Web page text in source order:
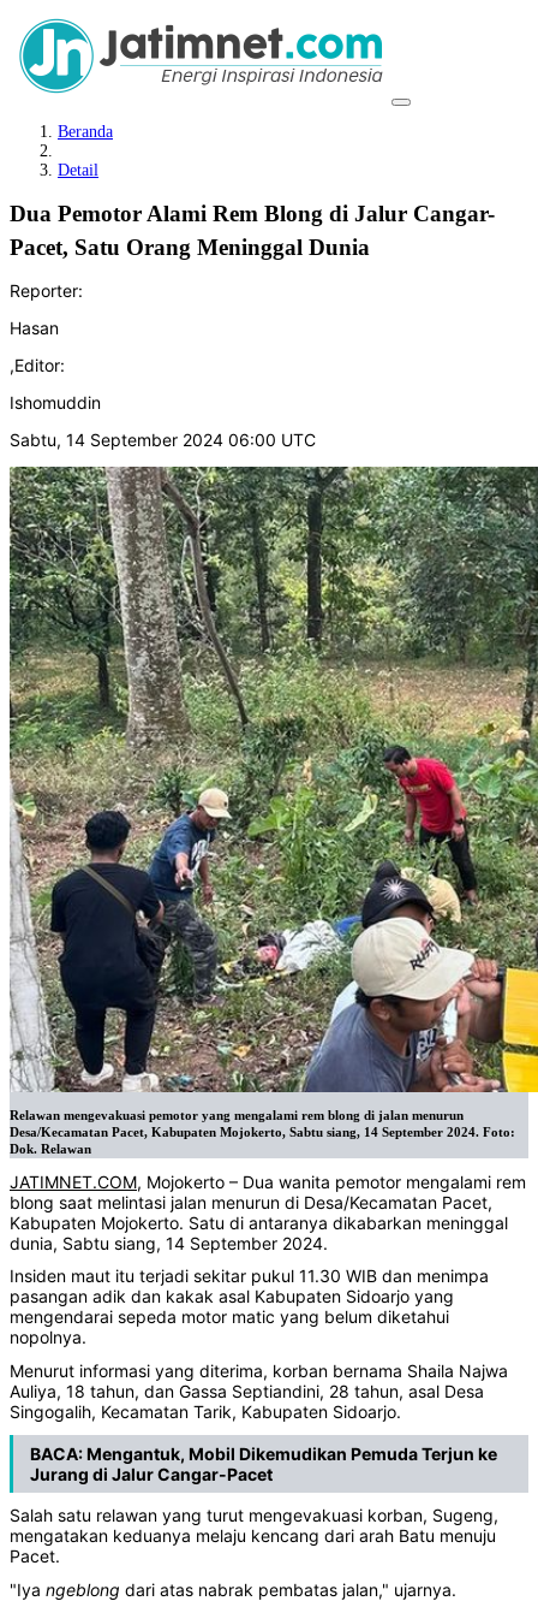
Beranda
Detail
Dua Pemotor Alami Rem Blong di Jalur Cangar-
Pacet, Satu Orang Meninggal Dunia
Reporter:
Hasan
,Editor:
Ishomuddin
Sabtu, 14 September 2024 06:00 UTC
Relawan mengevakuasi pemotor yang mengalami rem blong di jalan menurun
Desa/Kecamatan Pacet, Kabupaten Mojokerto, Sabtu siang, 14 September 2024. Foto:
Dok. Relawan
JATIMNET.COM, Mojokerto – Dua wanita pemotor mengalami rem
blong saat melintasi jalan menurun di Desa/Kecamatan Pacet,
Kabupaten Mojokerto. Satu di antaranya dikabarkan meninggal
dunia, Sabtu siang, 14 September 2024.
Insiden maut itu terjadi sekitar pukul 11.30 WIB dan menimpa
pasangan adik dan kakak asal Kabupaten Sidoarjo yang
mengendarai sepeda motor matic yang belum diketahui
nopolnya.
Menurut informasi yang diterima, korban bernama Shaila Najwa
Auliya, 18 tahun, dan Gassa Septiandini, 28 tahun, asal Desa
Singogalih, Kecamatan Tarik, Kabupaten Sidoarjo.
BACA:Mengantuk, Mobil Dikemudikan Pemuda Terjun ke
Jurang di Jalur Cangar-Pacet
Salah satu relawan yang turut mengevakuasi korban, Sugeng,
mengatakan keduanya melaju kencang dari arah Batu menuju
Pacet.
"Iya ngeblong dari atas nabrak pembatas jalan," ujarnya.